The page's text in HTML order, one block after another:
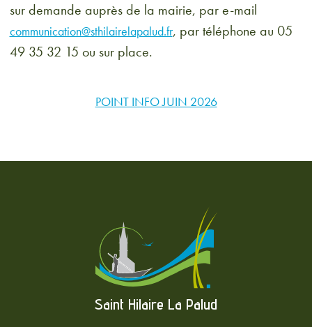
sur demande auprès de la mairie, par e-mail
communication@sthilairelapalud.fr, par téléphone au 05
49 35 32 15 ou sur place.
POINT INFO JUIN 2026
Saint Hilaire La Palud